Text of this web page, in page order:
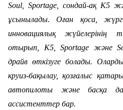
Soul, Sportage, сондай-ақ K5
ұсынылады. Оған қоса,
инновациялық жүйелерінің
отырып, K5, Sportage және
драйв өткізуге болады.
круиз-бақылау, қозғалыс
автопилоты және басқа да
ассистенттер бар.